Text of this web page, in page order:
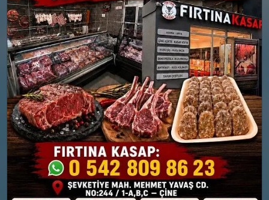
26 MART
PERŞEMBE
7°
Bölgesel düzensiz yağmur
yağışlı
Nem: %83
Rüzgar: 11 km/h
Yağış Olasılığı: %84
27 MART
CUMA
8 °
Güneşli
Nem: %70
Rüzgar: 7 km/h